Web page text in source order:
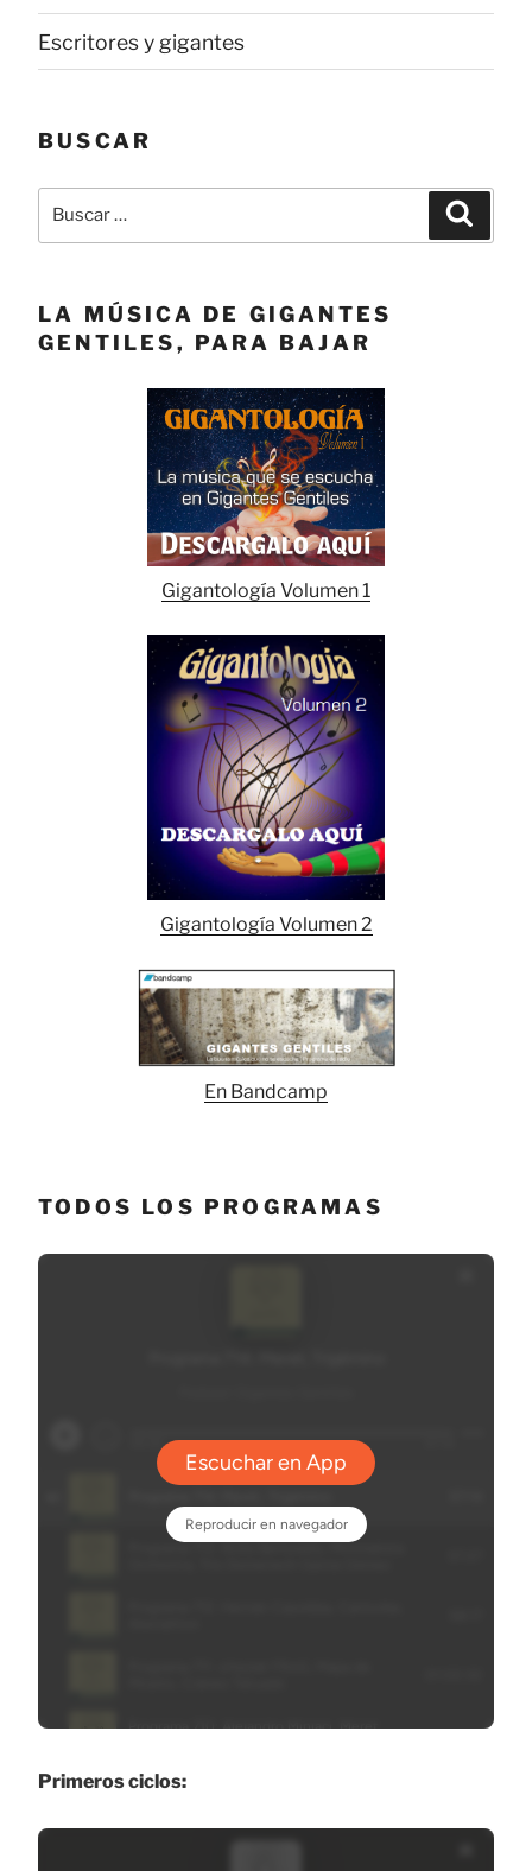
Escritores y gigantes
BUSCAR
Buscar
LA MÚSICA DE GIGANTES
GENTILES, PARA BAJAR
Gigantología Volumen 1
Gigantología Volumen 2
En Bandcamp
TODOS LOS PROGRAMAS
Primeros ciclos: